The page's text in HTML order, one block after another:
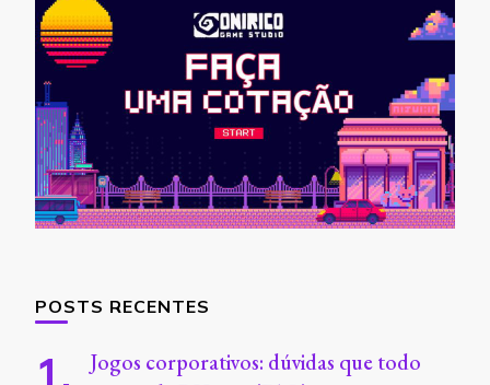
POSTS RECENTES
Jogos corporativos: dúvidas que todo